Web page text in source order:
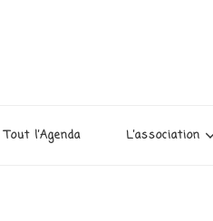
Tout l’Agenda L’association